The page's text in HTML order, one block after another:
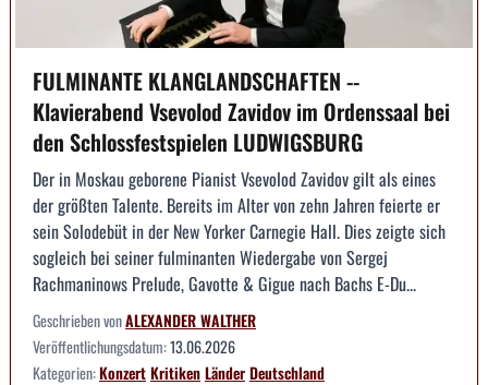
FULMINANTE KLANGLANDSCHAFTEN --
Klavierabend Vsevolod Zavidov im Ordenssaal bei
den Schlossfestspielen LUDWIGSBURG
Der in Moskau geborene Pianist Vsevolod Zavidov gilt als eines
der größten Talente. Bereits im Alter von zehn Jahren feierte er
sein Solodebüt in der New Yorker Carnegie Hall. Dies zeigte sich
sogleich bei seiner fulminanten Wiedergabe von Sergej
Rachmaninows Prelude, Gavotte & Gigue nach Bachs E-Du...
Geschrieben vonALEXANDER WALTHER
Veröffentlichungsdatum:13.06.2026
Kategorien:KonzertKritikenLänderDeutschland